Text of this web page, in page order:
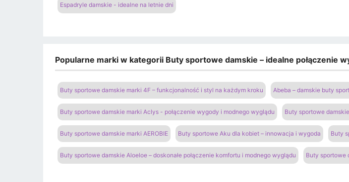
Espadryle damskie - idealne na letnie dni
Popularne marki w kategorii Buty sportowe damskie – idealne połączenie
Buty sportowe damskie marki 4F – funkcjonalność i styl na każdym kroku Abeba – damskie buty
Buty sportowe damskie marki Aclys - połączenie wygody i modnego wyglądu Buty sportowe
Buty sportowe damskie marki AEROBIE Buty sportowe Aku dla kobiet – innowacja i wygoda Buty
Buty sportowe damskie Aloeloe – doskonałe połączenie komfortu i modnego wyglądu Buty sportowe